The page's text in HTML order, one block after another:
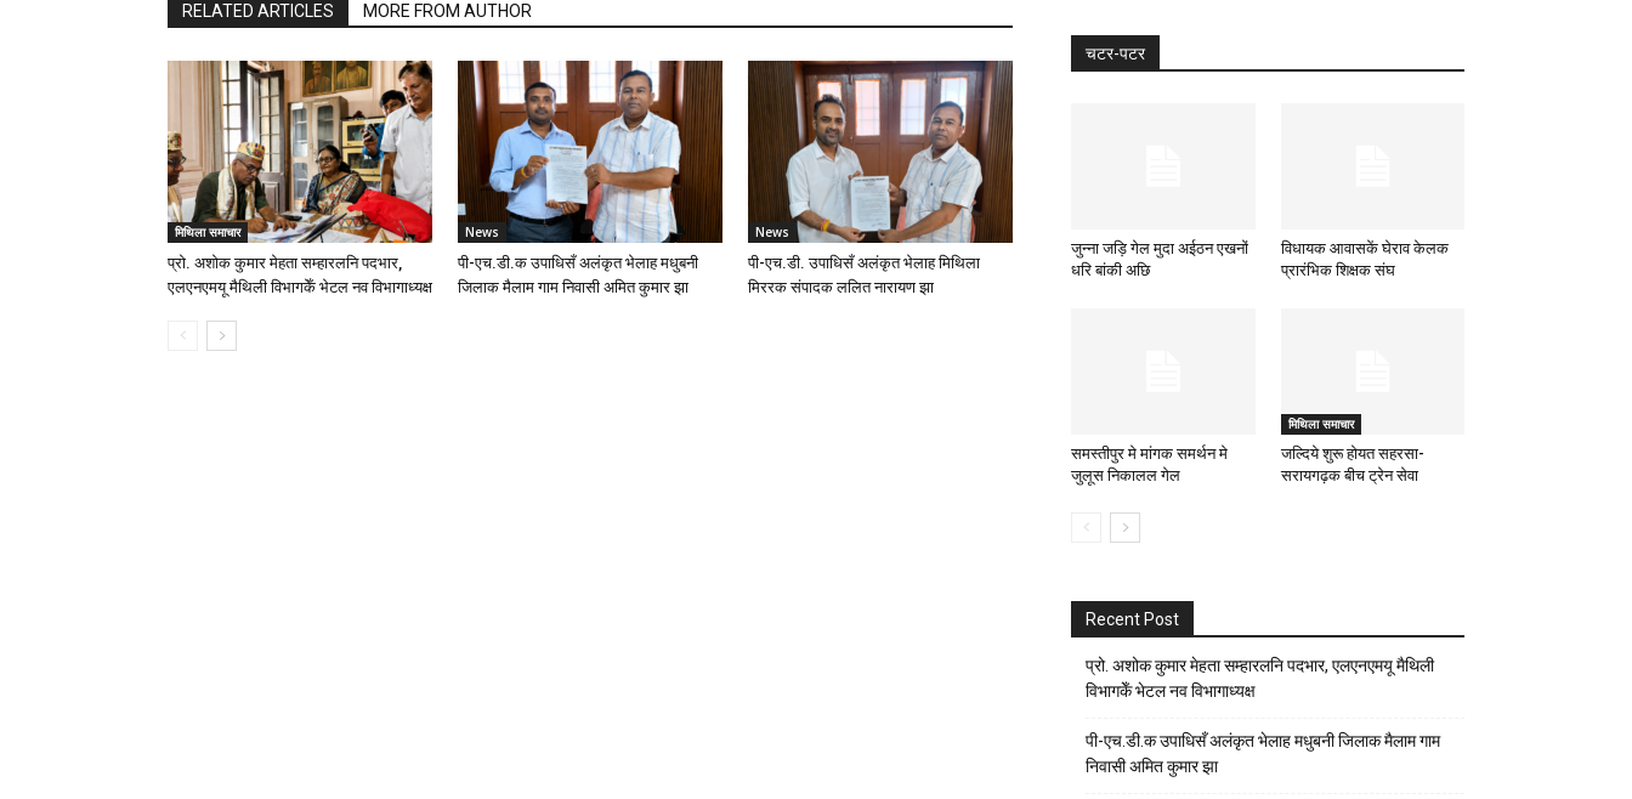
RELATED ARTICLES MORE FROM AUTHOR
मिथिला समाचार
प्रो. अशोक कुमार मेहता सम्हारलनि पदभार,
एलएनएमयू मैथिली विभागकेँ भेटल नव विभागाध्यक्ष
News
पी-एच.डी.क उपाधिसँ अलंकृत भेलाह मधुबनी
जिलाक मैलाम गाम निवासी अमित कुमार झा
News
पी-एच.डी. उपाधिसँ अलंकृत भेलाह मिथिला
मिररक संपादक ललित नारायण झा
चटर-पटर
जुन्ना जड़ि गेल मुदा अईठन एखनों
धरि बांकी अछि
विधायक आवासकें घेराव केलक
प्रारंभिक शिक्षक संघ
समस्तीपुर मे मांगक समर्थन मे
जुलूस निकालल गेल
मिथिला समाचार
जल्दिये शुरू होयत सहरसा-
सरायगढ़क बीच ट्रेन सेवा
Recent Post
प्रो. अशोक कुमार मेहता सम्हारलनि पदभार, एलएनएमयू मैथिली
विभागकेँ भेटल नव विभागाध्यक्ष
पी-एच.डी.क उपाधिसँ अलंकृत भेलाह मधुबनी जिलाक मैलाम गाम
निवासी अमित कुमार झा